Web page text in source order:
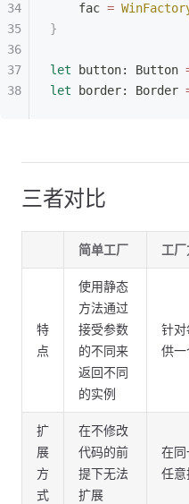
    fac
=
}
let button: Button
let border: Border
三者对比
简单工厂 工
特
点
使用静态
方法通过
接受参数
的不同来
返回不同
的实例
针
供一
扩
展
方
式
在不修改
代码的前
提下无法
扩展
在同
任